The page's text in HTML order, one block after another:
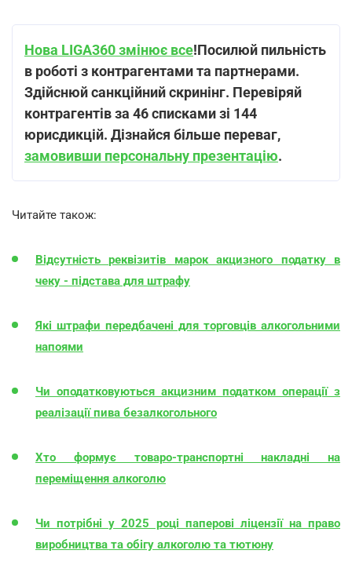
Нова LIGA360 змінює все!Посилюй пильність
в роботі з контрагентами та партнерами.
Здійснюй санкційний скринінг. Перевіряй
контрагентів за 46 списками зі 144
юрисдикцій. Дізнайся більше переваг,
замовивши персональну презентацію.
Читайте також:
Відсутність реквізитів марок акцизного податку в
чеку - підстава для штрафу
Які штрафи передбачені для торговців алкогольними
напоями
Чи оподатковуються акцизним податком операції з
реалізації пива безалкогольного
Хто формує товаро-транспортні накладні на
переміщення алкоголю
Чи потрібні у 2025 році паперові ліцензії на право
виробництва та обігу алкоголю та тютюну